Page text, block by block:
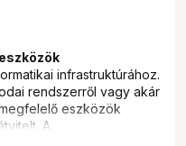
infrastruktúrához.
rendszerről vagy akár
eszközök
A
találsz